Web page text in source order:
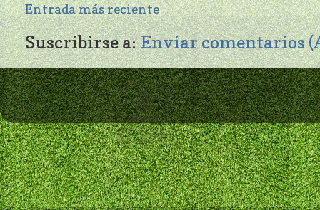
Entrada más reciente
Suscribirse a:Enviar comentarios